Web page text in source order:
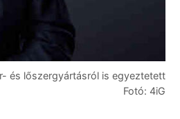
és lőszergyártásról is egyeztetett
Fotó: 4iG